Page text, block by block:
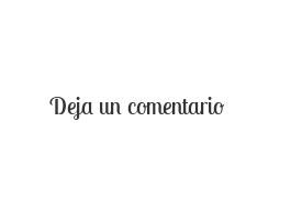
Deja un comentario